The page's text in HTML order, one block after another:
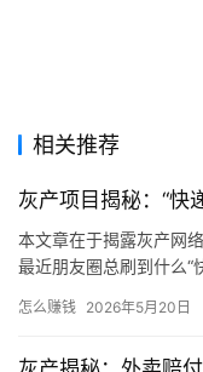
相关推荐
灰产项目揭秘：“快
本文章在于揭露灰产网
最近朋友圈总刷到什么“
怎么赚钱 2026年5月20日